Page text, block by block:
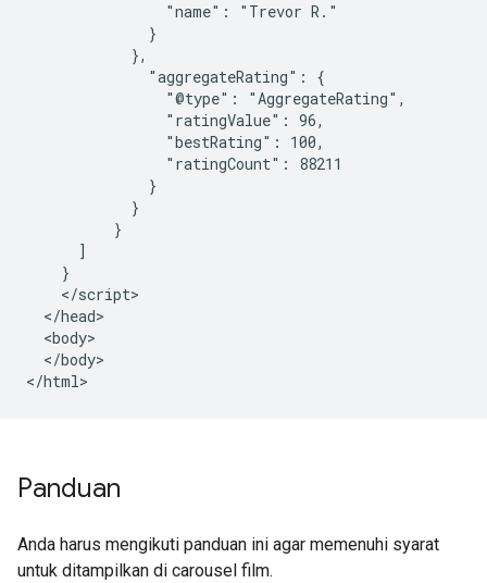
                "name": "Trevor R."
              }
            },
              "aggregateRating": {
                "@type": "AggregateRating",
                "ratingValue": 96,
                "bestRating": 100,
                "ratingCount": 88211
              }
            }
          }
      ]
    }
    </script>
  </head>
  <body>
  </body>
</html>
Panduan
Anda harus mengikuti panduan ini agar memenuhi syarat
untuk ditampilkan di carousel film.